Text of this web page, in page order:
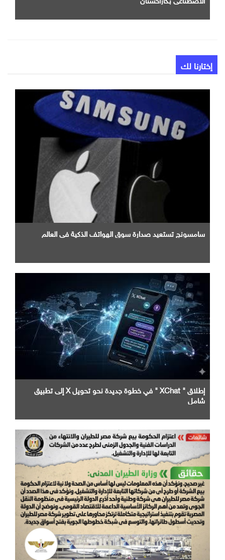
إختارنا لك
سامسونج تستعيد صدارة سوق الهواتف الذكية في العالم
إطلاق " XChat " في خطوة جديدة نحو تحويل X إلى تطبيق
شامل